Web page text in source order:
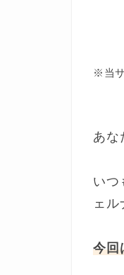
※当
あな
いつ
ェル
今回